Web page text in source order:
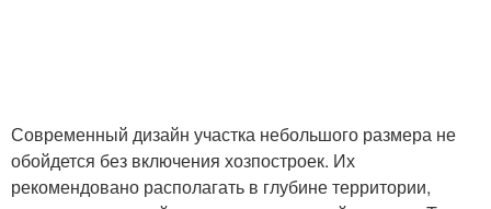
Современный дизайн участка небольшого размера не
обойдется без включения хозпостроек. Их
рекомендовано располагать в глубине территории,